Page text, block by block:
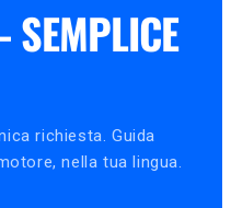
SEMPLICE
richiesta. Guida
nella tua lingua.